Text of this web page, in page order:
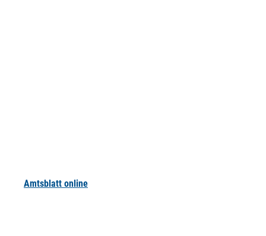
Amtsblatt online